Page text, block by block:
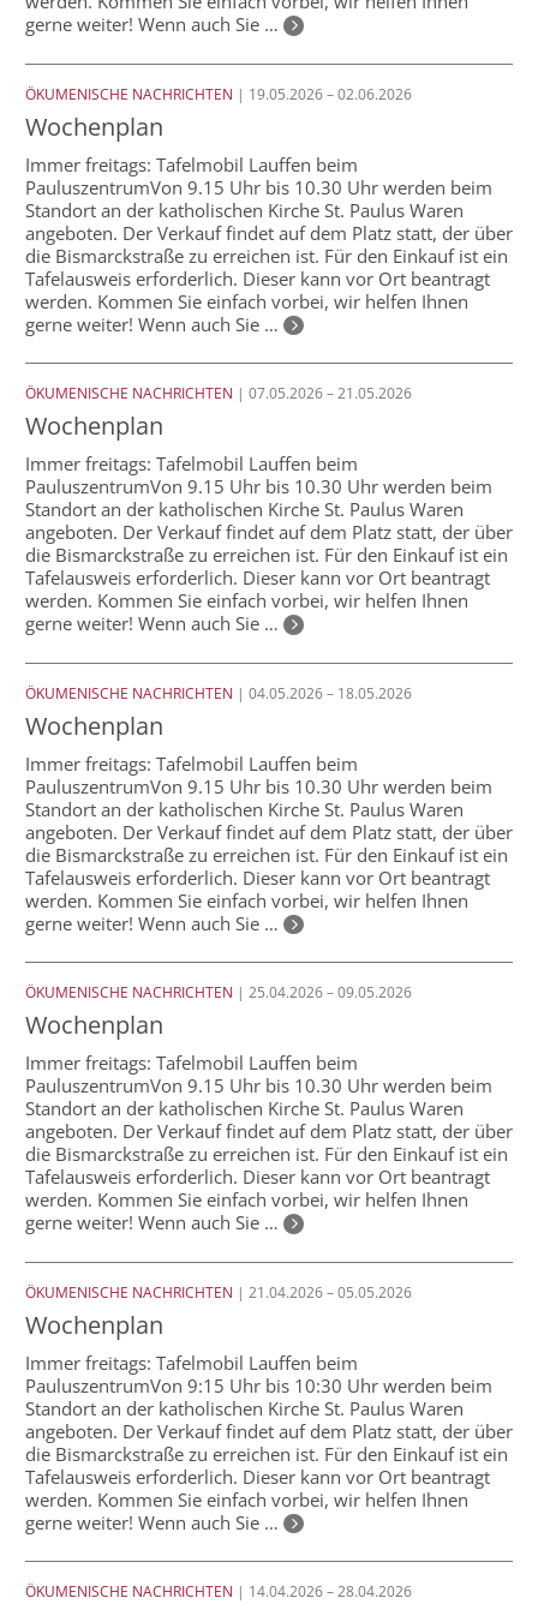
gerne weiter! Wenn auch Sie …
ÖKUMENISCHE NACHRICHTEN | 19.05.2026 – 02.06.2026
Wochenplan
Immer freitags: Tafelmobil Lauffen beim
PauluszentrumVon 9.15 Uhr bis 10.30 Uhr werden beim
Standort an der katholischen Kirche St. Paulus Waren
angeboten. Der Verkauf findet auf dem Platz statt, der über
die Bismarckstraße zu erreichen ist. Für den Einkauf ist ein
Tafelausweis erforderlich. Dieser kann vor Ort beantragt
werden. Kommen Sie einfach vorbei, wir helfen Ihnen
gerne weiter! Wenn auch Sie …
ÖKUMENISCHE NACHRICHTEN | 07.05.2026 – 21.05.2026
Wochenplan
Immer freitags: Tafelmobil Lauffen beim
PauluszentrumVon 9.15 Uhr bis 10.30 Uhr werden beim
Standort an der katholischen Kirche St. Paulus Waren
angeboten. Der Verkauf findet auf dem Platz statt, der über
die Bismarckstraße zu erreichen ist. Für den Einkauf ist ein
Tafelausweis erforderlich. Dieser kann vor Ort beantragt
werden. Kommen Sie einfach vorbei, wir helfen Ihnen
gerne weiter! Wenn auch Sie …
ÖKUMENISCHE NACHRICHTEN | 04.05.2026 – 18.05.2026
Wochenplan
Immer freitags: Tafelmobil Lauffen beim
PauluszentrumVon 9.15 Uhr bis 10.30 Uhr werden beim
Standort an der katholischen Kirche St. Paulus Waren
angeboten. Der Verkauf findet auf dem Platz statt, der über
die Bismarckstraße zu erreichen ist. Für den Einkauf ist ein
Tafelausweis erforderlich. Dieser kann vor Ort beantragt
werden. Kommen Sie einfach vorbei, wir helfen Ihnen
gerne weiter! Wenn auch Sie …
ÖKUMENISCHE NACHRICHTEN | 25.04.2026 – 09.05.2026
Wochenplan
Immer freitags: Tafelmobil Lauffen beim
PauluszentrumVon 9.15 Uhr bis 10.30 Uhr werden beim
Standort an der katholischen Kirche St. Paulus Waren
angeboten. Der Verkauf findet auf dem Platz statt, der über
die Bismarckstraße zu erreichen ist. Für den Einkauf ist ein
Tafelausweis erforderlich. Dieser kann vor Ort beantragt
werden. Kommen Sie einfach vorbei, wir helfen Ihnen
gerne weiter! Wenn auch Sie …
ÖKUMENISCHE NACHRICHTEN | 21.04.2026 – 05.05.2026
Wochenplan
Immer freitags: Tafelmobil Lauffen beim
PauluszentrumVon 9:15 Uhr bis 10:30 Uhr werden beim
Standort an der katholischen Kirche St. Paulus Waren
angeboten. Der Verkauf findet auf dem Platz statt, der über
die Bismarckstraße zu erreichen ist. Für den Einkauf ist ein
Tafelausweis erforderlich. Dieser kann vor Ort beantragt
werden. Kommen Sie einfach vorbei, wir helfen Ihnen
gerne weiter! Wenn auch Sie …
ÖKUMENISCHE NACHRICHTEN | 14.04.2026 – 28.04.2026